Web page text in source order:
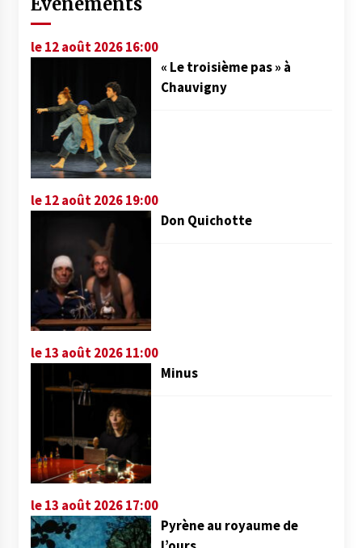
le 12 août 2026 16:00
« Le troisième pas » à
Chauvigny
le 12 août 2026 19:00
Don Quichotte
le 13 août 2026 11:00
Minus
le 13 août 2026 17:00
Pyrène au royaume de